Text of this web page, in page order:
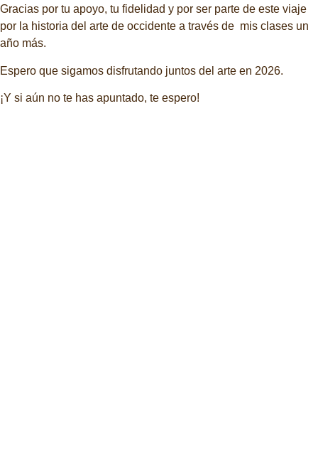
Gracias por tu apoyo, tu fidelidad y por ser parte de este viaje
por la historia del arte de occidente a través de mis clases un
año más.
Espero que sigamos disfrutando juntos del arte en 2026.
¡Y si aún no te has apuntado, te espero!